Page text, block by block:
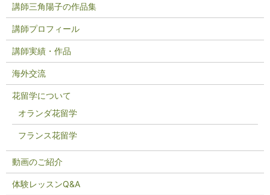
講師三角陽子の作品集
講師プロフィール
講師実績・作品
海外交流
花留学について
オランダ花留学
フランス花留学
動画のご紹介
体験レッスンQ&A